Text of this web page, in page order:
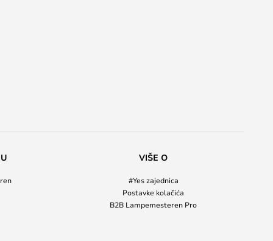
VIŠE O
#Yes zajednica
Postavke kolačića
B2B Lampemesteren Pro